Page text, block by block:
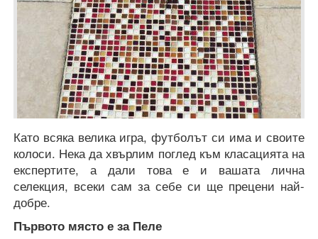
Като всяка велика игра, футболът си има и своите
колоси. Нека да хвърлим поглед към класацията на
експертите, а дали това е и вашата лична
селекция, всеки сам за себе си ще прецени най-
добре.
Първото място е за Пеле